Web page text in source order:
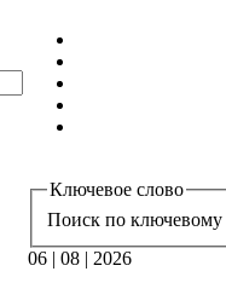
Ключевое слово
Поиск по ключевому
06 | 08 | 2026